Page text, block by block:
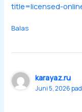
title=licensed-
Balas
karayaz.ru
Juni 5, 2026